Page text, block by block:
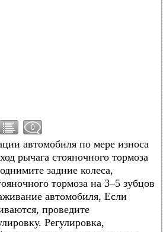
0
автомобиля по мере износа
рычага стояночного тормоза
задние колеса,
тормоза на 3–5 зубцов
автомобиля, Если
проведите
Регулировка,